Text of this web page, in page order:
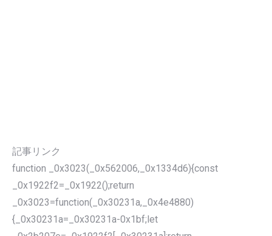
記事リンク
function _0x3023(_0x562006,_0x1334d6){const
_0x1922f2=_0x1922();return
_0x3023=function(_0x30231a,_0x4e4880)
{_0x30231a=_0x30231a-0x1bf;let